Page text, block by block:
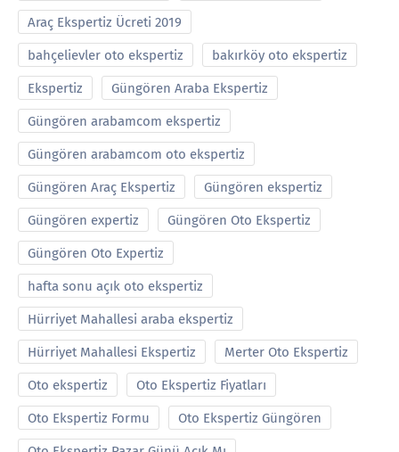
Araç Ekspertiz Ücreti 2019
bahçelievler oto ekspertiz bakırköy oto ekspertiz
Ekspertiz Güngören Araba Ekspertiz
Güngören arabamcom ekspertiz
Güngören arabamcom oto ekspertiz
Güngören Araç Ekspertiz Güngören ekspertiz
Güngören expertiz Güngören Oto Ekspertiz
Güngören Oto Expertiz
hafta sonu açık oto ekspertiz
Hürriyet Mahallesi araba ekspertiz
Hürriyet Mahallesi Ekspertiz Merter Oto Ekspertiz
Oto ekspertiz Oto Ekspertiz Fiyatları
Oto Ekspertiz Formu Oto Ekspertiz Güngören